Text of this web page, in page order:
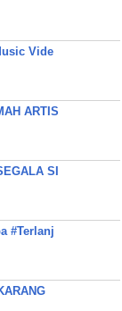
Vide
ARTIS
SI
#Terlanj